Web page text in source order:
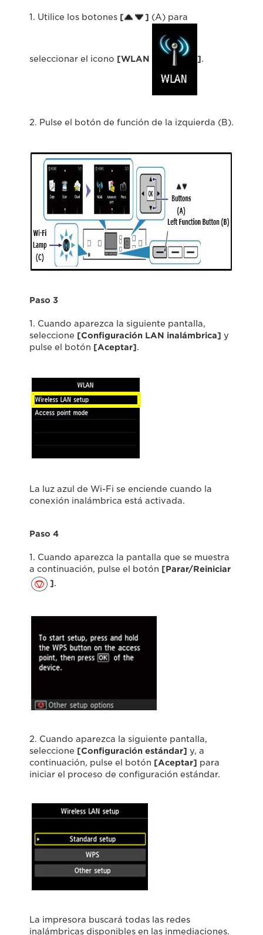
1. Utilice los botones [ ] (A) para
seleccionar el icono [WLAN ].
2. Pulse el botón de función de la izquierda (B).
Paso 3
1. Cuando aparezca la siguiente pantalla,
seleccione [Configuración LAN inalámbrica] y
pulse el botón [Aceptar].
La luz azul de Wi-Fi se enciende cuando la
conexión inalámbrica está activada.
Paso 4
1. Cuando aparezca la pantalla que se muestra
a continuación, pulse el botón [Parar/Reiniciar
].
2. Cuando aparezca la siguiente pantalla,
seleccione [Configuración estándar] y, a
continuación, pulse el botón [Aceptar] para
iniciar el proceso de configuración estándar.
La impresora buscará todas las redes
inalámbricas disponibles en las inmediaciones.